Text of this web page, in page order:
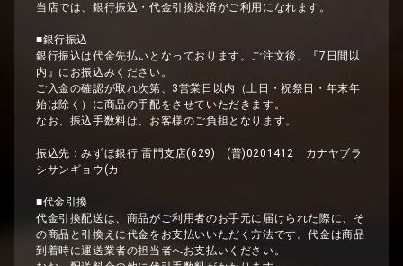
当店では、銀行振込・代金引換決済がご利用になれます。
■銀行振込
銀行振込は代金先払いとなっております。ご注文後、『7日間以
内』にお振込みください。
ご入金の確認が取れ次第、3営業日以内（土日・祝祭日・年末年
始は除く）に商品の手配をさせていただきます。
なお、振込手数料は、お客様のご負担となります。
振込先：みずほ銀行 雷門支店(629) (普)0201412 カナヤブラ
シサンギョウ(カ
■代金引換
代金引換配送は、商品がご利用者のお手元に届けられた際に、そ
の商品と引換えに代金をお支払いいただく方法です。代金は商品
到着時に運送業者の担当者へお支払いください。